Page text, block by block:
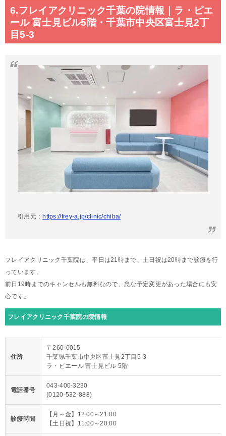
6.フレイアクリニック千葉の院情報｜ラ・ピエ
ール 富士見ビル5階・千葉市中央区富士見2丁
目5-3
引用元： https://frey-a.jp/clinic/chiba/
フレイアクリニック千葉院は、平日は21時まで、土日祝は20時まで診療を行
っています。
前日19時までのキャンセルも無料なので、急な予定変更があった場合にも安
心です。
フレイアクリニック千葉院の院情報
住所
〒260-0015
千葉県千葉市中央区富士見2丁目5-3
ラ・ピエール 富士見ビル 5階
電話番号
043-400-3230
(0120-532-888)
診療時間
【月～金】12:00～21:00
【土日祝】11:00～20:00